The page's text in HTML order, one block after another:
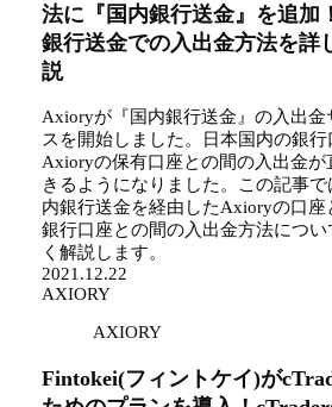
法に『国内銀行送金』を追加
銀行送金での入出金方法を詳
説
Axioryが『国内銀行送金』の入出金
スを開始しました。日本国内の銀行
Axioryの保有口座との間の入出金が
きるようになりました。この記事で
内銀行送金を経由したAxioryの口座
銀行口座との間の入出金方法につい
く解説します。
2021.12.22
AXIORY
AXIORY
Fintokei(フィントケイ)が